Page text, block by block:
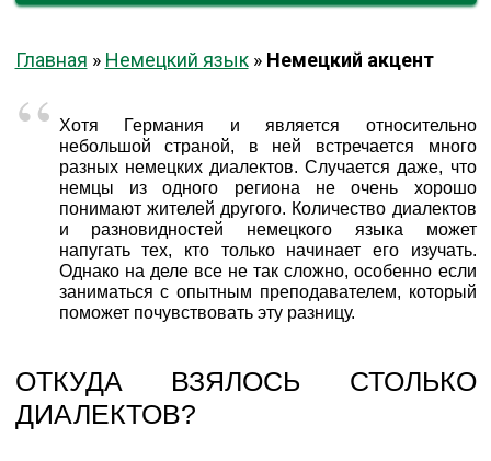
Главная » Немецкий язык» Немецкий акцент
Хотя Германия и является относительно
небольшой страной, в ней встречается много
разных немецких диалектов. Случается даже, что
немцы из одного региона не очень хорошо
понимают жителей другого. Количество диалектов
и разновидностей немецкого языка может
напугать тех, кто только начинает его изучать.
Однако на деле все не так сложно, особенно если
заниматься с опытным преподавателем, который
поможет почувствовать эту разницу.
ОТКУДА ВЗЯЛОСЬ СТОЛЬКО
ДИАЛЕКТОВ?